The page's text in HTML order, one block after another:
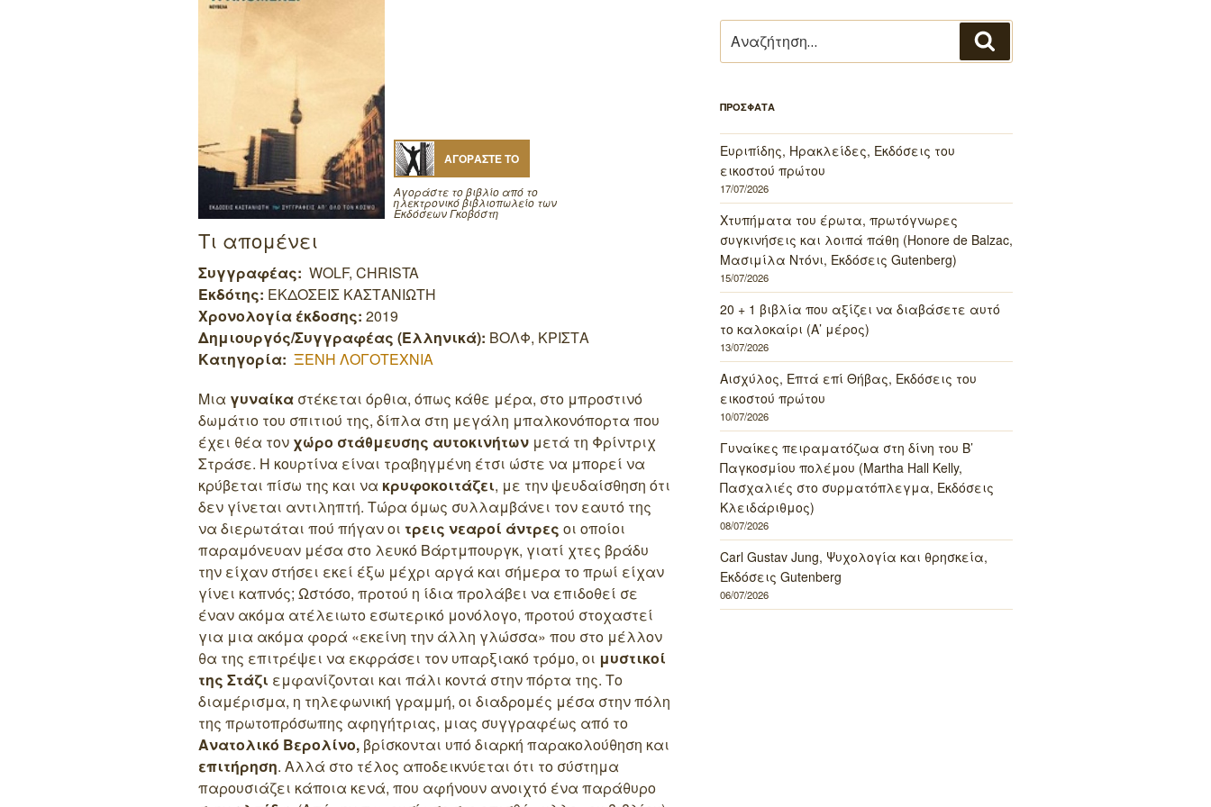
ΑΓΟΡΑΣΤΕ ΤΟ
Αγοράστε το βιβλίο από το
ηλεκτρονικό βιβλιοπωλείο των
Εκδόσεων Γκοβόστη
Τι απομένει
Συγγραφέας: WOLF, CHRISTA
Εκδότης: ΕΚΔΟΣΕΙΣ ΚΑΣΤΑΝΙΩΤΗ
Χρονολογία έκδοσης: 2019
Δημιουργός/Συγγραφέας (Ελληνικά): ΒΟΛΦ, ΚΡΙΣΤΑ
Κατηγορία: ΞΕΝΗ ΛΟΓΟΤΕΧΝΙΑ
Μια γυναίκα στέκεται όρθια, όπως κάθε μέρα, στο μπροστινό
δωμάτιο του σπιτιού της, δίπλα στη μεγάλη μπαλκονόπορτα που
έχει θέα τον χώρο στάθμευσης αυτοκινήτων μετά τη Φρίντριχ
Στράσε. Η κουρτίνα είναι τραβηγμένη έτσι ώστε να μπορεί να
κρύβεται πίσω της και να κρυφοκοιτάζει, με την ψευδαίσθηση ότι
δεν γίνεται αντιληπτή. Τώρα όμως συλλαμβάνει τον εαυτό της
να διερωτάται πού πήγαν οι τρεις νεαροί άντρες οι οποίοι
παραμόνευαν μέσα στο λευκό Βάρτμπουργκ, γιατί χτες βράδυ
την είχαν στήσει εκεί έξω μέχρι αργά και σήμερα το πρωί είχαν
γίνει καπνός; Ωστόσο, προτού η ίδια προλάβει να επιδοθεί σε
έναν ακόμα ατέλειωτο εσωτερικό μονόλογο, προτού στοχαστεί
για μια ακόμα φορά «εκείνη την άλλη γλώσσα» που στο μέλλον
θα της επιτρέψει να εκφράσει τον υπαρξιακό τρόμο, οι μυστικοί
της Στάζι εμφανίζονται και πάλι κοντά στην πόρτα της. Το
διαμέρισμα, η τηλεφωνική γραμμή, οι διαδρομές μέσα στην πόλη
της πρωτοπρόσωπης αφηγήτριας, μιας συγγραφέως από το
Ανατολικό Βερολίνο, βρίσκονται υπό διαρκή παρακολούθηση και
επιτήρηση. Αλλά στο τέλος αποδεικνύεται ότι το σύστημα
παρουσιάζει κάποια κενά, που αφήνουν ανοιχτό ένα παράθυρο
για:
ΠΡΟΣΦΑΤΑ
Ευριπίδης, Ηρακλείδες, Εκδόσεις του
εικοστού πρώτου
17/07/2026
Χτυπήματα του έρωτα, πρωτόγνωρες
συγκινήσεις και λοιπά πάθη (Honore de Balzac,
Μασιμίλα Ντόνι, Εκδόσεις Gutenberg)
15/07/2026
20 + 1 βιβλία που αξίζει να διαβάσετε αυτό
το καλοκαίρι (Α’ μέρος)
13/07/2026
Αισχύλος, Επτά επί Θήβας, Εκδόσεις του
εικοστού πρώτου
10/07/2026
Γυναίκες πειραματόζωα στη δίνη του Β’
Παγκοσμίου πολέμου (Martha Hall Kelly,
Πασχαλιές στο συρματόπλεγμα, Εκδόσεις
Κλειδάριθμος)
08/07/2026
Carl Gustav Jung, Ψυχολογία και θρησκεία,
Εκδόσεις Gutenberg
06/07/2026